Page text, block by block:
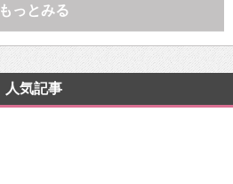
もっとみる
人気記事